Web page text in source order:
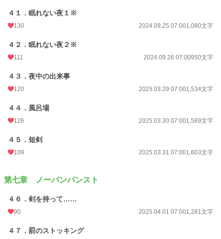
４１．眠れない夜１※
130 2024.09.25 07:001,080文字
４２．眠れない夜２※
111 2024.09.26 07:00950文字
４３．夜中の出来事
120 2025.03.29 07:001,534文字
４４．風呂場
126 2025.03.30 07:001,589文字
４５．短剣
109 2025.03.31 07:001,603文字
第七章 ノーパンパンスト
４６．剣を持って……
90 2025.04.01 07:001,281文字
４７．罰のストッキング